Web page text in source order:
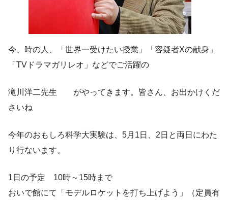
今、時の人、「世界一受けたい授業」「容疑者Xの献身」
「TVドラマガリレオ」などでご活躍の
滝川洋二先生 がやってきます。皆さん、お出かけくだ
さいね
今年のおもしろ科学大実験は、5月1日、2日と両日にわた
り行ないます。
1日の予定 10時～15時まで
おいで館にて「モデルロケットを打ち上げよう」（定員有